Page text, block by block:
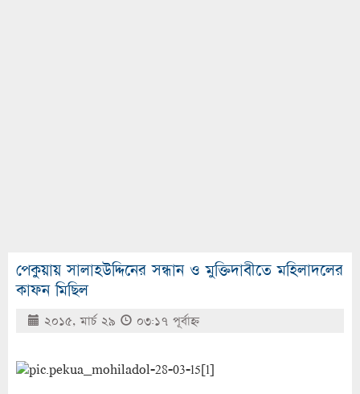
পেকুয়ায় সালাহউদ্দিনের সন্ধান ও মুক্তিদাবীতে মহিলাদলের
কাফন মিছিল
২০১৫, মার্চ ২৯ ০৩:১৭ পূর্বাহ্ণ